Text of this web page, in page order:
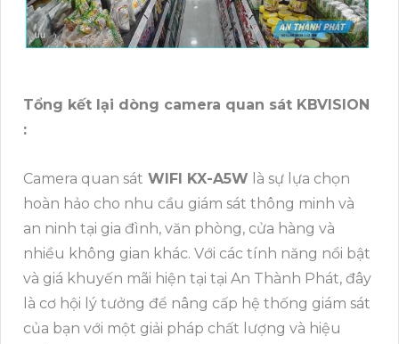
Tổng kết lại dòng camera quan sát KBVISION
:
Camera quan sát WIFI KX-A5W là sự lựa chọn
hoàn hảo cho nhu cầu giám sát thông minh và
an ninh tại gia đình, văn phòng, cửa hàng và
nhiều không gian khác. Với các tính năng nổi bật
và giá khuyến mãi hiện tại tại An Thành Phát, đây
là cơ hội lý tưởng để nâng cấp hệ thống giám sát
của bạn với một giải pháp chất lượng và hiệu